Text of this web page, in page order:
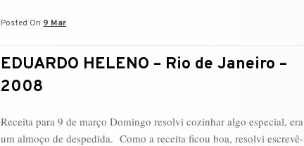
Posted On 9 Mar
EDUARDO HELENO – Rio de Janeiro –
2008
Receita para 9 de março Domingo resolvi cozinhar algo especial, era
um almoço de despedida. Como a receita ficou boa, resolvi escrevê-